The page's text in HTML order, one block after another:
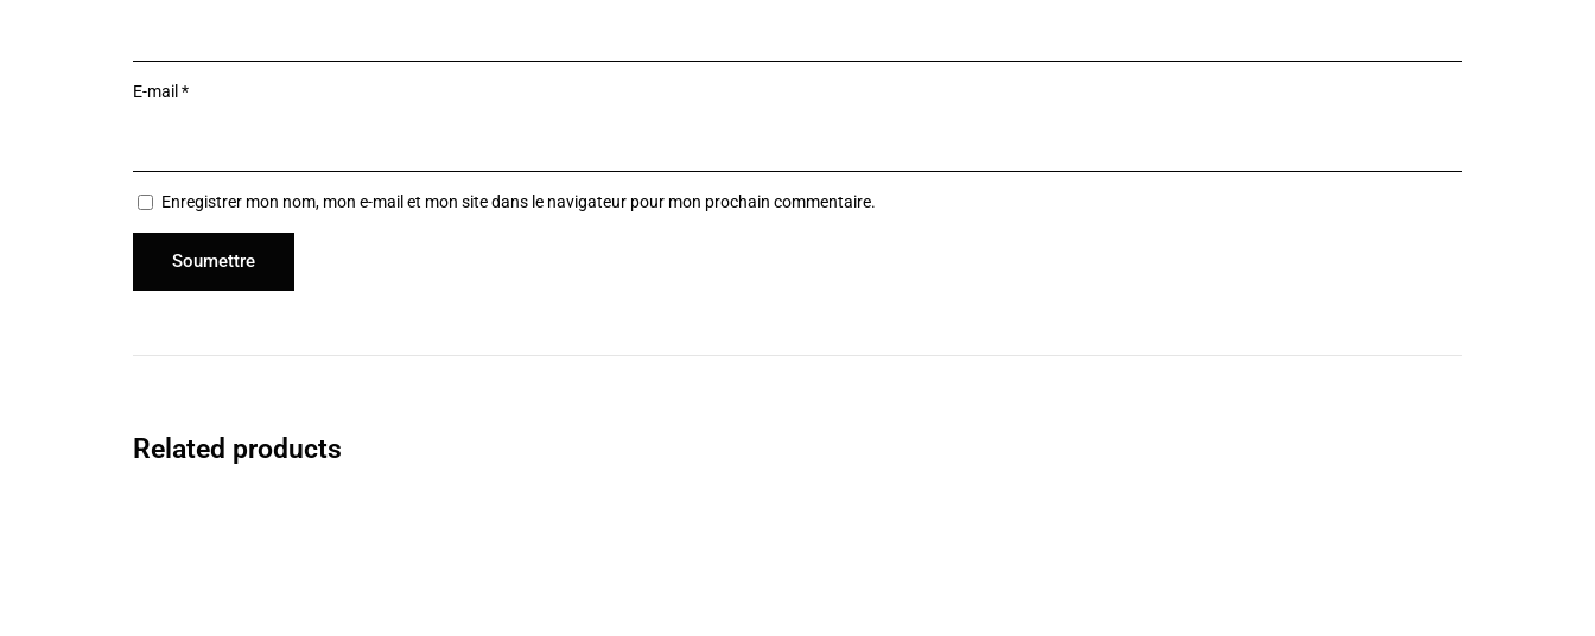
E-mail *
Enregistrer mon nom, mon e-mail et mon site dans le navigateur pour mon prochain commentaire.
Related products